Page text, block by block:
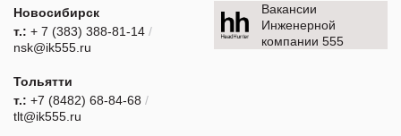
Новосибирск
т.: + 7 (383) 388-81-14 /
nsk@ik555.ru
Тольятти
т.: +7 (8482) 68-84-68 /
tlt@ik555.ru
Вакансии
Инженерной
компании 555